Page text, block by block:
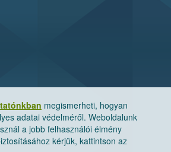
megismerheti, hogyan
adatai védelméről. Weboldalunk
a jobb felhasználói élmény
kérjük, kattintson az